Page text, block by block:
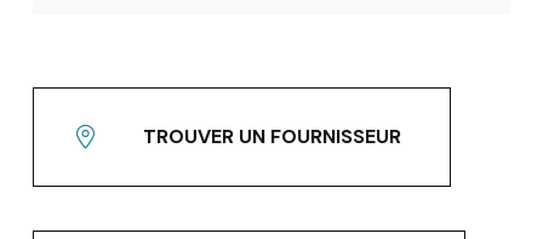
TROUVER UN FOURNISSEUR